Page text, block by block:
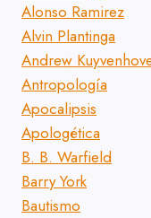
Alonso Ramirez
Alvin Plantinga
Andrew
Antropología
Apocalipsis
Apologética
B. B. Warfield
Barry York
Bautismo